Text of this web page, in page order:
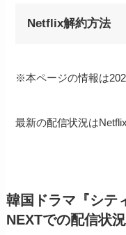
Netflix解約方法
※本ページの情報は
最新の配信状況は
韓国ドラマ『シテ
NEXTでの配信状況